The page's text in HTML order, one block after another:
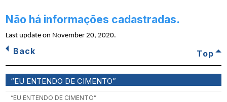
Não há informações cadastradas.
Last update on November 20, 2020.
Back Top
“EU ENTENDO DE CIMENTO”
“EU ENTENDO DE CIMENTO”